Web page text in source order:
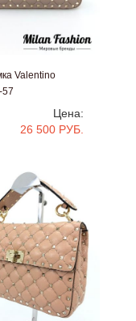
Valentino
57
Цена:
26 500 РУБ.